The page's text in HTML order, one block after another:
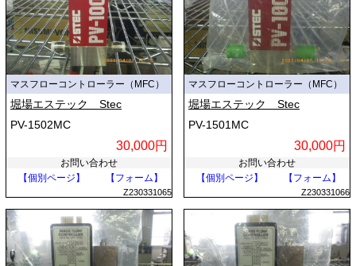
マスフローコントローラー（MFC）
堀場エステック Stec
PV-1502MC
30,000円
お問い合わせ
【個別ページ】
【フォーム】
Z230331065
マスフローコントローラー（MFC）
堀場エステック Stec
PV-1501MC
30,000円
お問い合わせ
【個別ページ】
【フォーム】
Z230331066